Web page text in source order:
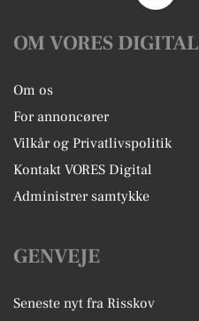
OM VORES DIGITAL
Om os
For annoncører
Vilkår og Privatlivspolitik
Kontakt VORES Digital
Administrer samtykke
GENVEJE
Seneste nyt fra Risskov